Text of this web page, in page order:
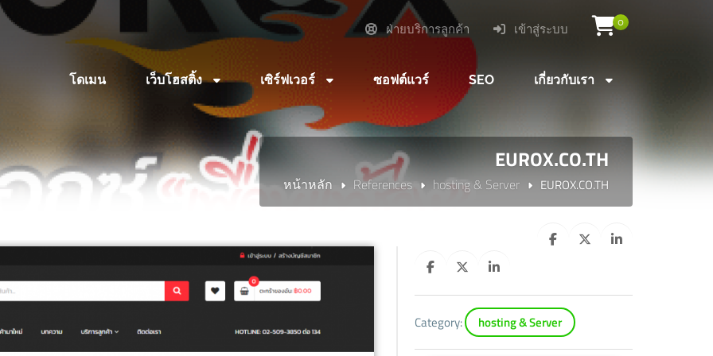
0
เข้าสู่ระบบ
ฝ่ายบริการลูกค้า
โดเมน เว็บโฮสติ้ง เซิร์ฟเวอร์ ซอฟต์แวร์ SEO เกี่ยวกับเรา
EUROX.CO.TH
หน้าหลัก References hosting & Server EUROX.CO.TH
Category: hosting & Server